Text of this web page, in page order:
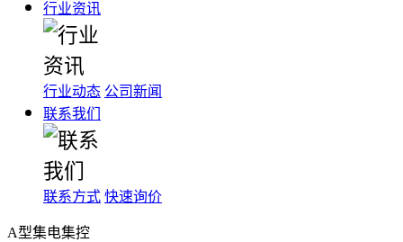
行业资讯
行业动态 公司新闻
联系我们
联系方式 快速询价
A型集电集控